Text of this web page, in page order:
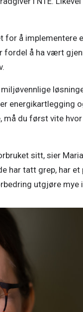
å implementere
å ha vært
energikartlegging
må du først vite
sitt, sier
har tatt grep, har et
utgjøre mye